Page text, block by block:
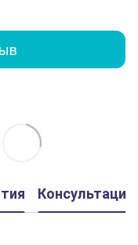
Консультация